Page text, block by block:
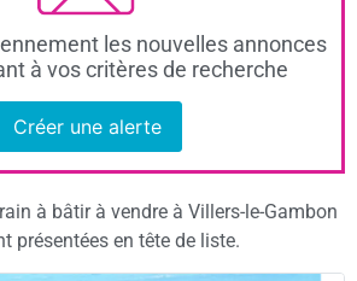
les nouvelles annonces
à vos critères de recherche
Créer une alerte
à bâtir à vendre à Villers-le-Gambon
présentées en tête de liste.